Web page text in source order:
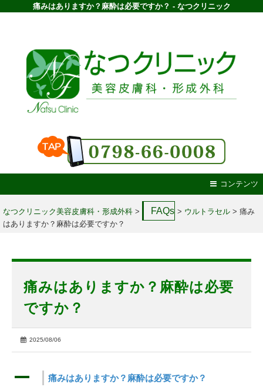
痛みはありますか？麻酔は必要ですか？ - なつクリニック
コンテンツ
なつクリニック美容皮膚科・形成外科 > FAQs > ウルトラセル > 痛み
はありますか？麻酔は必要ですか？
痛みはありますか？麻酔は必要
ですか？
2025/08/06
A 痛みはありますか？麻酔は必要ですか？